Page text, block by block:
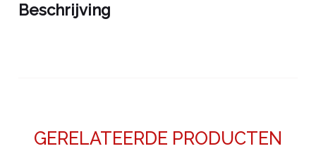
Beschrijving
GERELATEERDE PRODUCTEN